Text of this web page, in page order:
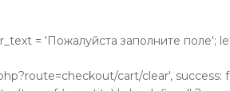
= 'Пожалуйста заполните поле';
cart/clear', success: